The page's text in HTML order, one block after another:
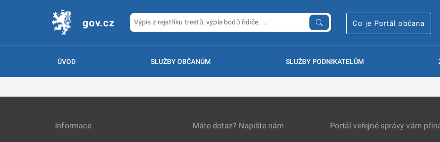
gov.cz Co je Portál občana
ÚVOD SLUŽBY OBČANŮM SLUŽBY PODNIKATELŮM
Informace Máte dotaz? Napište nám Portál veřejné správy vám